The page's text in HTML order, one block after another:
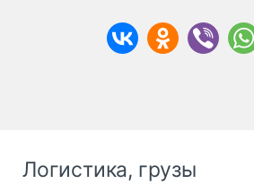
Логистика, грузы